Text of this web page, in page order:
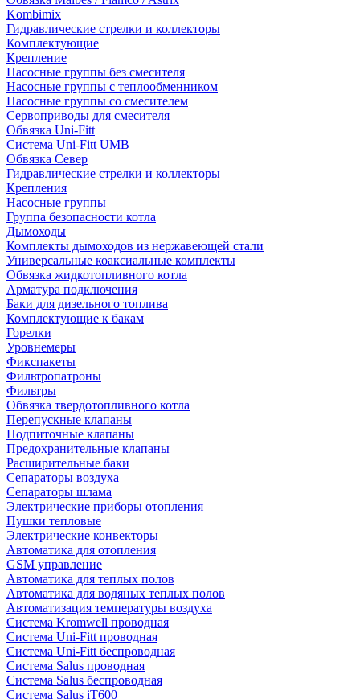
Kombimix
Гидравлические стрелки и коллекторы
Комплектующие
Крепление
Насосные группы без смесителя
Насосные группы с теплообменником
Насосные группы со смесителем
Сервоприводы для смесителя
Обвязка Uni-Fitt
Система Uni-Fitt UMB
Обвязка Север
Гидравлические стрелки и коллекторы
Крепления
Насосные группы
Группа безопасности котла
Дымоходы
Комплекты дымоходов из нержавеющей стали
Универсальные коаксиальные комплекты
Обвязка жидкотопливного котла
Арматура подключения
Баки для дизельного топлива
Комплектующие к бакам
Горелки
Уровнемеры
Фикспакеты
Фильтропатроны
Фильтры
Обвязка твердотопливного котла
Перепускные клапаны
Подпиточные клапаны
Предохранительные клапаны
Расширительные баки
Сепараторы воздуха
Сепараторы шлама
Электрические приборы отопления
Пушки тепловые
Электрические конвекторы
Автоматика для отопления
GSM управление
Автоматика для теплых полов
Автоматика для водяных теплых полов
Автоматизация температуры воздуха
Система Kromwell проводная
Система Uni-Fitt проводная
Система Uni-Fitt беспроводная
Система Salus проводная
Система Salus беспроводная
Система Salus iT600